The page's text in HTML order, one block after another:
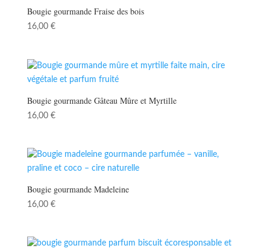
Bougie gourmande Fraise des bois
16,00 €
Bougie gourmande Gâteau Mûre et Myrtille
16,00 €
Bougie gourmande Madeleine
16,00 €